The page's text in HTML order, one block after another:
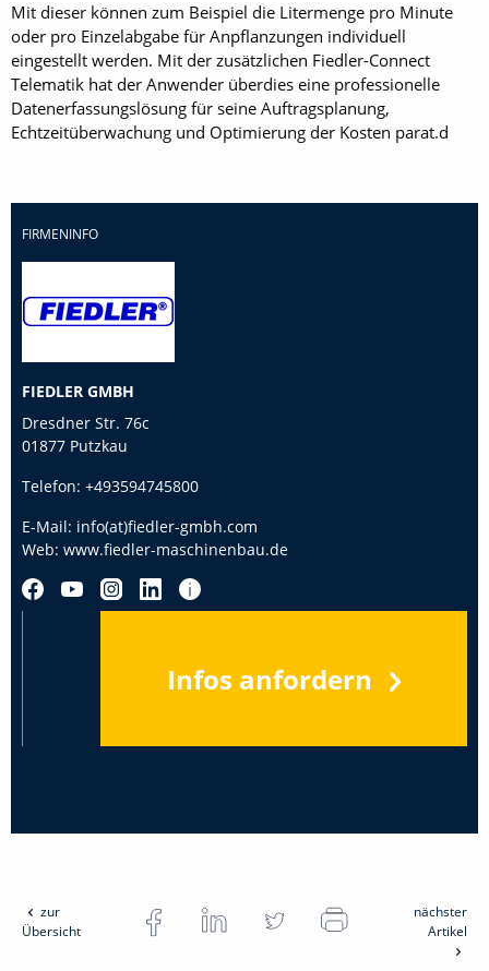
Mit dieser können zum Beispiel die Litermenge pro Minute
oder pro Einzelabgabe für Anpflanzungen individuell
eingestellt werden. Mit der zusätzlichen Fiedler-Connect
Telematik hat der Anwender überdies eine professionelle
Datenerfassungslösung für seine Auftragsplanung,
Echtzeitüberwachung und Optimierung der Kosten parat.d
FIRMENINFO
FIEDLER GMBH
Dresdner Str. 76c
01877 Putzkau
Telefon: +493594745800
E-Mail: info(at)fiedler-gmbh.com
Web: www.fiedler-maschinenbau.de
Infos anfordern
zur
Übersicht
nächster
Artikel